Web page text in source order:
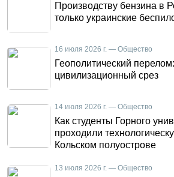
Производству бензина в
только украинские
16 июля 2026 г. — Общество
Геополитический
цивилизационный срез
14 июля 2026 г. — Общество
Как студенты Горного
проходили
Кольском полуострове
13 июля 2026 г. — Общество